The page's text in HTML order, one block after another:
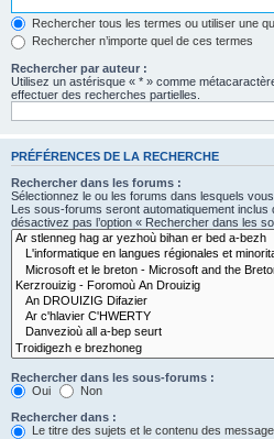
Rechercher tous les termes ou utiliser une
Rechercher n’importe quel de ces termes
Rechercher par auteur :
Utilisez un astérisque « * » comme
effectuer des recherches partielles.
PRÉFÉRENCES DE LA RECHERCHE
Rechercher dans les forums :
Sélectionnez le ou les forums dans lesquels
Les sous-forums seront automatiquement
désactivez pas l’option « Rechercher dans les
Rechercher dans les sous-forums :
Oui
Non
Rechercher dans :
Le titre des sujets et le contenu des